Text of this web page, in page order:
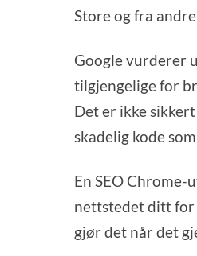
Store og fra
Google vurderer
tilgjengelige for
Det er ikke
skadelig kode
En SEO
nettstedet ditt for
gjør det når det